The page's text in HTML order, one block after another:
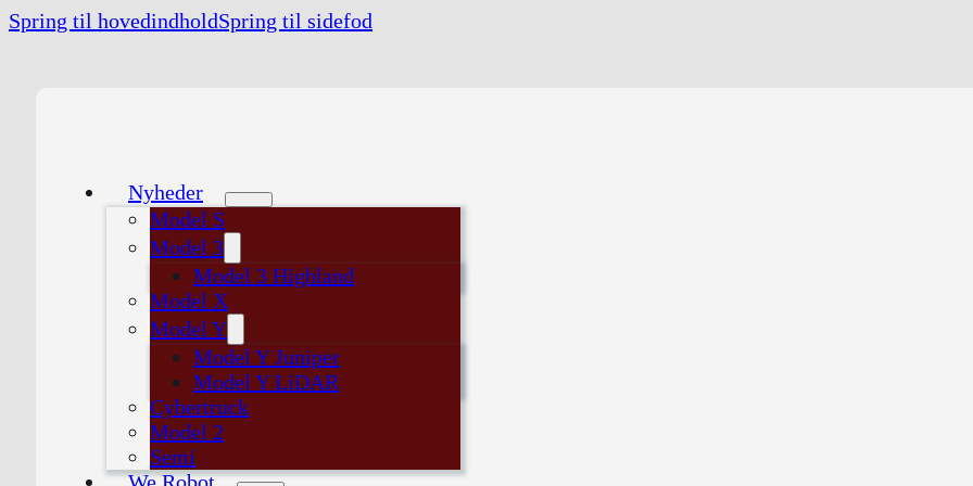
Spring til hovedindholdSpring til sidefod
Nyheder
Model S
Model 3
Model 3 Highland
Model X
Model Y
Model Y Juniper
Model Y LiDAR
Cybertruck
Model 2
Semi